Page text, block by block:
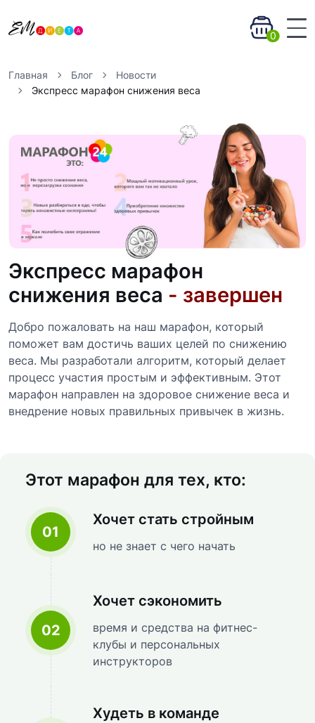
0
Главная Блог
Новости
Экспресс марафон снижения веса
Экспресс марафон
снижения веса - завершен
Добро пожаловать на наш марафон, который
поможет вам достичь ваших целей по снижению
веса. Мы разработали алгоритм, который делает
процесс участия простым и эффективным. Этот
марафон направлен на здоровое снижение веса и
внедрение новых правильных привычек в жизнь.
Этот марафон для тех, кто:
01
Хочет стать стройным
но не знает с чего начать
02
Хочет сэкономить
время и средства на фитнес-
клубы и персональных
инструкторов
Худеть в команде